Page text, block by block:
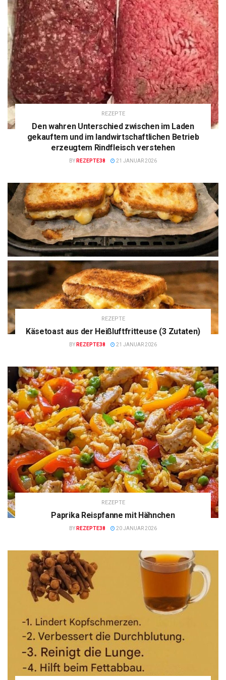
REZEPTE
Den wahren Unterschied zwischen im Laden
gekauftem und im landwirtschaftlichen Betrieb
erzeugtem Rindfleisch verstehen
BY REZEPTE38 21 JANUAR 2026
REZEPTE
Käsetoast aus der Heißluftfritteuse (3 Zutaten)
BY REZEPTE38 21 JANUAR 2026
REZEPTE
Paprika Reispfanne mit Hähnchen
BY REZEPTE38 20 JANUAR 2026